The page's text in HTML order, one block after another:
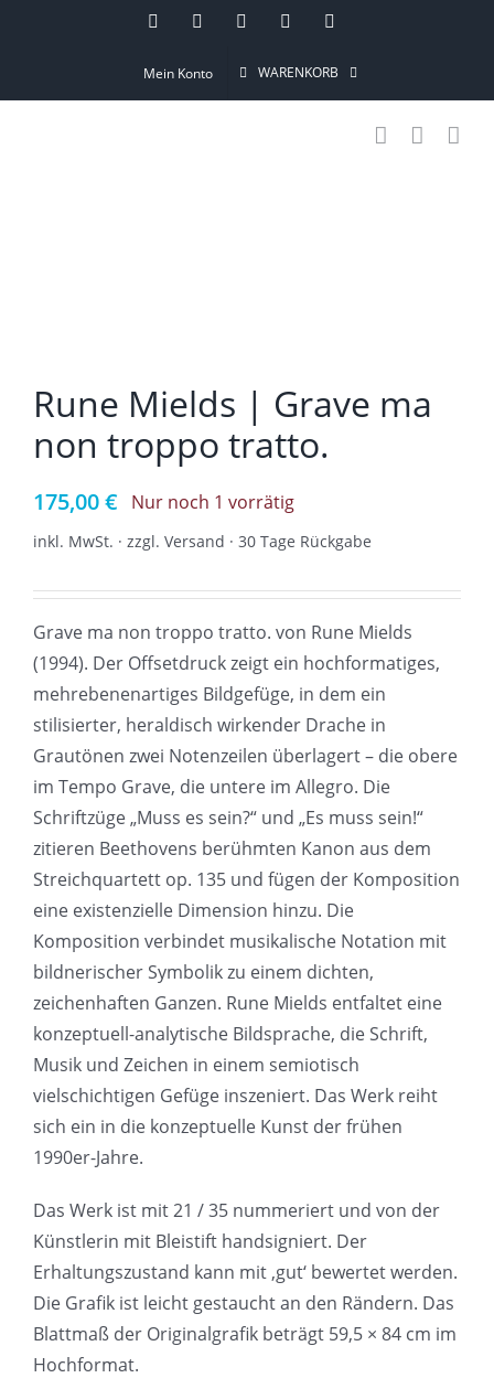
InstagramPinterestFacebookYouTube
Mein Konto WARENKORB
Rune Mields | Grave ma
non troppo tratto.
175,00€ Nur noch 1 vorrätig
inkl. MwSt. · zzgl. Versand · 30 Tage Rückgabe
Grave ma non troppo tratto. von Rune Mields
(1994). Der Offsetdruck zeigt ein hochformatiges,
mehrebenenartiges Bildgefüge, in dem ein
stilisierter, heraldisch wirkender Drache in
Grautönen zwei Notenzeilen überlagert – die obere
im Tempo Grave, die untere im Allegro. Die
Schriftzüge „Muss es sein?“ und „Es muss sein!“
zitieren Beethovens berühmten Kanon aus dem
Streichquartett op. 135 und fügen der Komposition
eine existenzielle Dimension hinzu. Die
Komposition verbindet musikalische Notation mit
bildnerischer Symbolik zu einem dichten,
zeichenhaften Ganzen. Rune Mields entfaltet eine
konzeptuell-analytische Bildsprache, die Schrift,
Musik und Zeichen in einem semiotisch
vielschichtigen Gefüge inszeniert. Das Werk reiht
sich ein in die konzeptuelle Kunst der frühen
1990er-Jahre.
Das Werk ist mit 21 / 35 nummeriert und von der
Künstlerin mit Bleistift handsigniert. Der
Erhaltungszustand kann mit ‚gut‘ bewertet werden.
Die Grafik ist leicht gestaucht an den Rändern. Das
Blattmaß der Originalgrafik beträgt 59,5 × 84 cm im
Hochformat.